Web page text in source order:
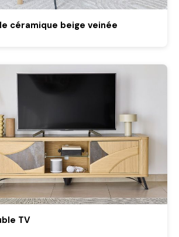
céramique beige veinée
TV